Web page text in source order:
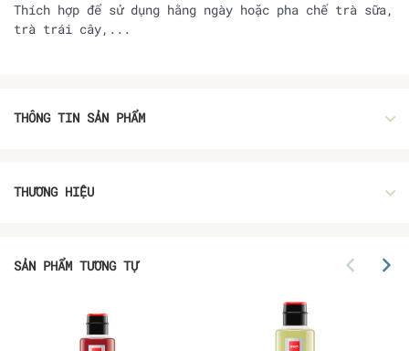
Thích hợp để sử dụng hằng ngày hoặc pha chế trà sữa,
trà trái cây,...
THÔNG TIN SẢN PHẨM
THƯƠNG HIỆU
SẢN PHẨM TƯƠNG TỰ